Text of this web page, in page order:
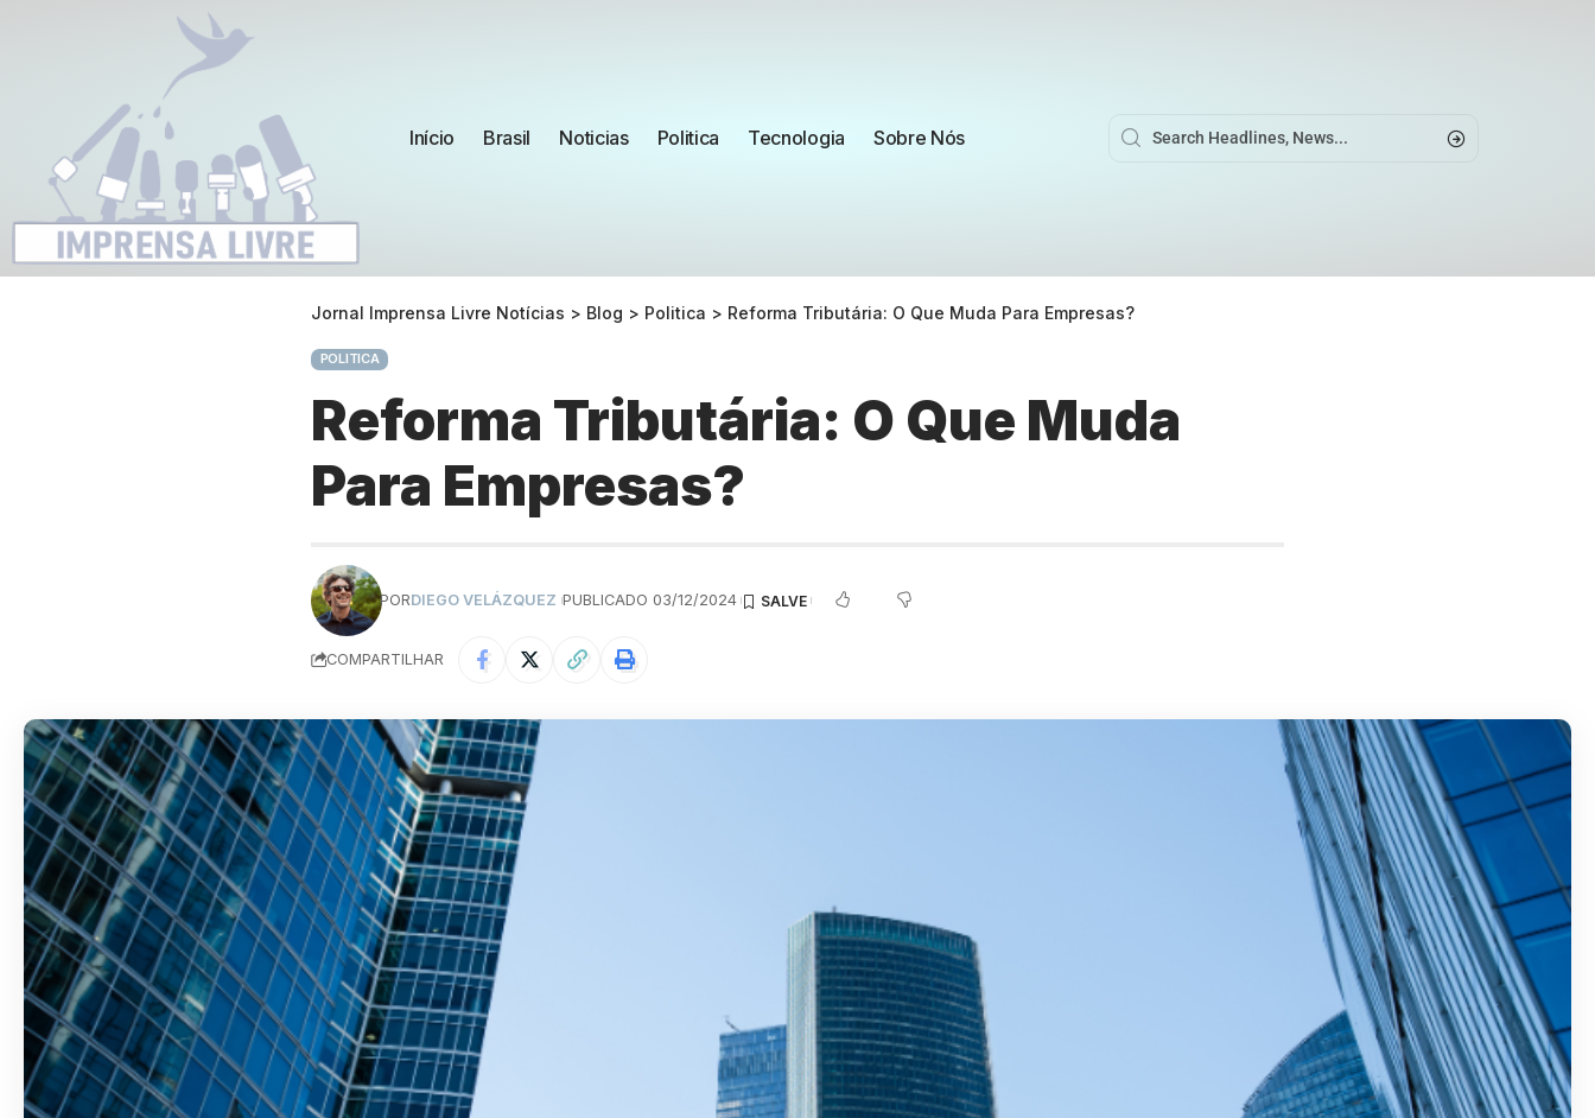
Início Brasil Noticias Politica Tecnologia Sobre Nós
Jornal Imprensa Livre Notícias > Blog > Politica > Reforma Tributária: O Que Muda Para Empresas?
POLITICA
Reforma Tributária: O Que Muda
Para Empresas?
PORDIEGO VELÁZQUEZ PUBLICADO 03/12/2024
COMPARTILHAR